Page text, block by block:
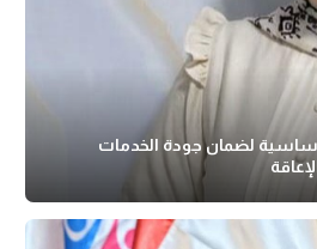
أساسية لضمان جودة الخدمات